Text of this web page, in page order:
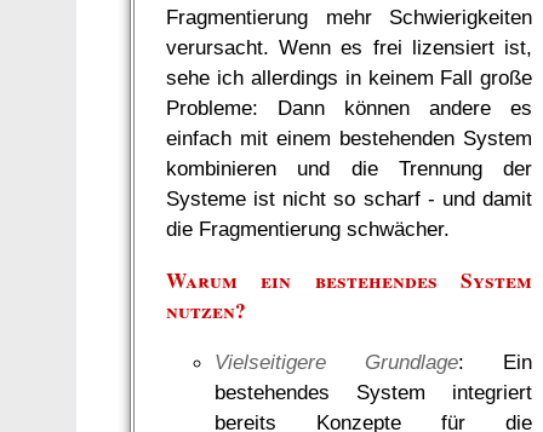
Fragmentierung mehr Schwierigkeiten
verursacht. Wenn es frei lizensiert ist,
sehe ich allerdings in keinem Fall große
Probleme: Dann können andere es
einfach mit einem bestehenden System
kombinieren und die Trennung der
Systeme ist nicht so scharf - und damit
die Fragmentierung schwächer.
Warum ein bestehendes System
nutzen?
Vielseitigere Grundlage: Ein
bestehendes System integriert
bereits Konzepte für die